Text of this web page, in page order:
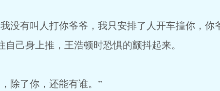
没有叫人打你爷爷，我只安排了人开车撞你，
自己身上推，王浩顿时恐惧的颤抖起来。
除了你，还能有谁。”